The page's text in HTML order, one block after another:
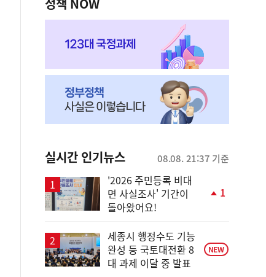
실시간 인기뉴스 08.08. 21:37 기준
'2026 주민등록 비대
면 사실조사' 기간이
돌아왔어요!
1
세종시 행정수도 기능
완성 등 국토대전환 8
대 과제 이달 중 발표
NEW